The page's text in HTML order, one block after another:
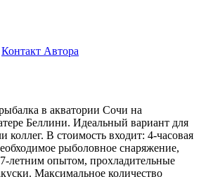
Контакт Автора
в акватории Сочи на
Беллини. Идеальный вариант для
коллег. В стоимость входит: 4-часовая
рыболовное снаряжение,
летним опытом, прохладительные
Максимальное количество